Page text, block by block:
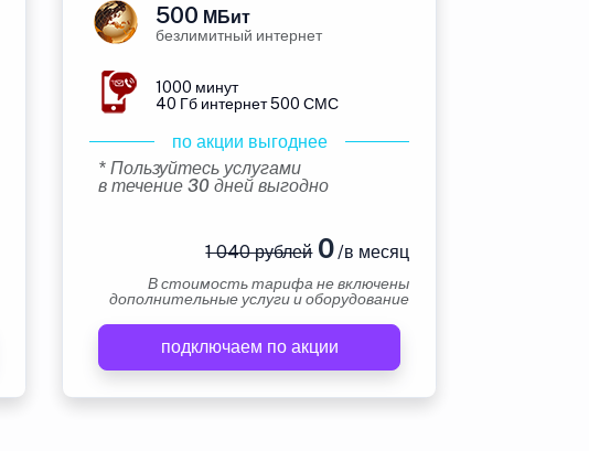
500 МБит
безлимитный интернет
1000 минут
40 Гб интернет 500 СМС
по акции выгоднее
* Пользуйтесь услугами
в течение 30 дней выгодно
1 040 рублей0/в месяц
В стоимость тарифа не включены
дополнительные услуги и оборудование
подключаем по акции